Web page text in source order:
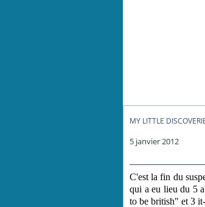
MY LITTLE
5 janvier 2012
C'est la fin du
qui a eu lieu du 5
to be british" et 3